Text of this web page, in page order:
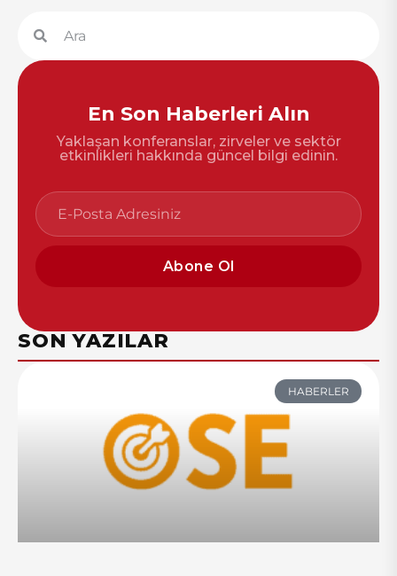
En Son Haberleri Alın
Yaklaşan konferanslar, zirveler ve sektör
etkinlikleri hakkında güncel bilgi edinin.
Abone Ol
SON YAZILAR
HABERLER